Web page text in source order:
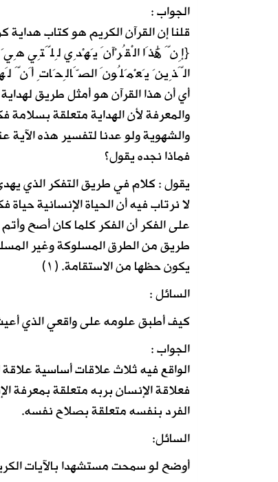
الجواب :
قلنا إن القرآن الكريم هو كتاب هداية
{إِنَّ هَٰذَا الْقُرْآنَ يَهْدِي لِلَّتِي
الَّذِينَ يَعْمَلُونَ الصَّالِحَاتِ أَنَّ لَهُمْ أَجْرًا
أي أن هذا القرآن هو أمثل طريق
والمعرفة لأن الهداية متعلقة بسلامة
والشهوية ولو عدنا لتفسير هذه الآية
فماذا نجده يقول؟
يقول : كلام في طريق التفكر الذي
لا نرتاب فيه أن الحياة الإنسانية حياة
على الفكر أن الفكر كلما كان أصح
طريق من الطرق المسلوكة وغير
يكون حظها من الاستقامة. (١)
السائل :
كيف أطبق علومه على واقعي الذي
الجواب :
الواقع فيه ثلاث علاقات أساسية
فعلاقة الإنسان بربه متعلقة بمعرفة
الفرد بنفسه متعلقة بصلاح نفسه.
السائل:
أوضح لو سمحت مستشهدا بالآيات